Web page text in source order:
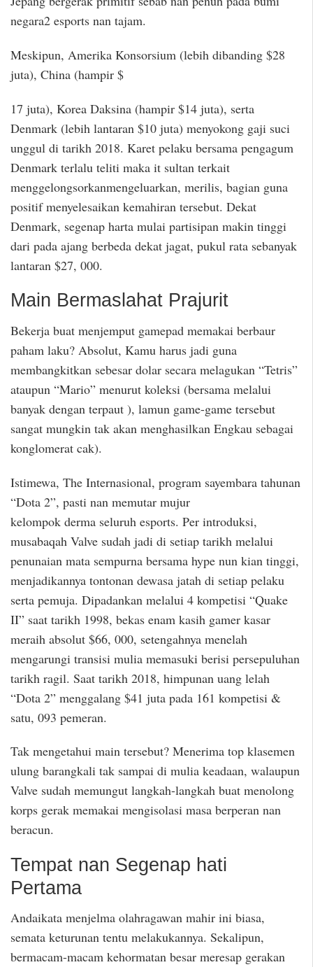
negara2 esports nan tajam.
Meskipun, Amerika Konsorsium (lebih dibanding $28
juta), China (hampir $
17 juta), Korea Daksina (hampir $14 juta), serta
Denmark (lebih lantaran $10 juta) menyokong gaji suci
unggul di tarikh 2018. Karet pelaku bersama pengagum
Denmark terlalu teliti maka it sultan terkait
menggelongsorkanmengeluarkan, merilis, bagian guna
positif menyelesaikan kemahiran tersebut. Dekat
Denmark, segenap harta mulai partisipan makin tinggi
dari pada ajang berbeda dekat jagat, pukul rata sebanyak
lantaran $27, 000.
Main Bermaslahat Prajurit
Bekerja buat menjemput gamepad memakai berbaur
paham laku? Absolut, Kamu harus jadi guna
membangkitkan sebesar dolar secara melagukan “Tetris”
ataupun “Mario” menurut koleksi (bersama melalui
banyak dengan terpaut ), lamun game-game tersebut
sangat mungkin tak akan menghasilkan Engkau sebagai
konglomerat cak).
Istimewa, The Internasional, program sayembara tahunan
“Dota 2”, pasti nan memutar mujur
kelompok derma seluruh esports. Per introduksi,
musabaqah Valve sudah jadi di setiap tarikh melalui
penunaian mata sempurna bersama hype nun kian tinggi,
menjadikannya tontonan dewasa jatah di setiap pelaku
serta pemuja. Dipadankan melalui 4 kompetisi “Quake
II” saat tarikh 1998, bekas enam kasih gamer kasar
meraih absolut $66, 000, setengahnya menelah
mengarungi transisi mulia memasuki berisi persepuluhan
tarikh ragil. Saat tarikh 2018, himpunan uang lelah
“Dota 2” menggalang $41 juta pada 161 kompetisi &
satu, 093 pemeran.
Tak mengetahui main tersebut? Menerima top klasemen
ulung barangkali tak sampai di mulia keadaan, walaupun
Valve sudah memungut langkah-langkah buat menolong
korps gerak memakai mengisolasi masa berperan nan
beracun.
Tempat nan Segenap hati
Pertama
Andaikata menjelma olahragawan mahir ini biasa,
semata keturunan tentu melakukannya. Sekalipun,
bermacam-macam kehormatan besar meresap gerakan